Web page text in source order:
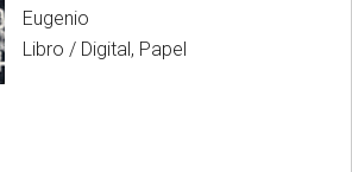
Eugenio
Libro / Digital, Papel